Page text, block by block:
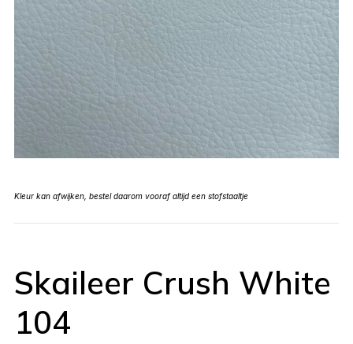
Kleur kan afwijken, bestel daarom vooraf altijd een stofstaaltje
Skaileer Crush White
104